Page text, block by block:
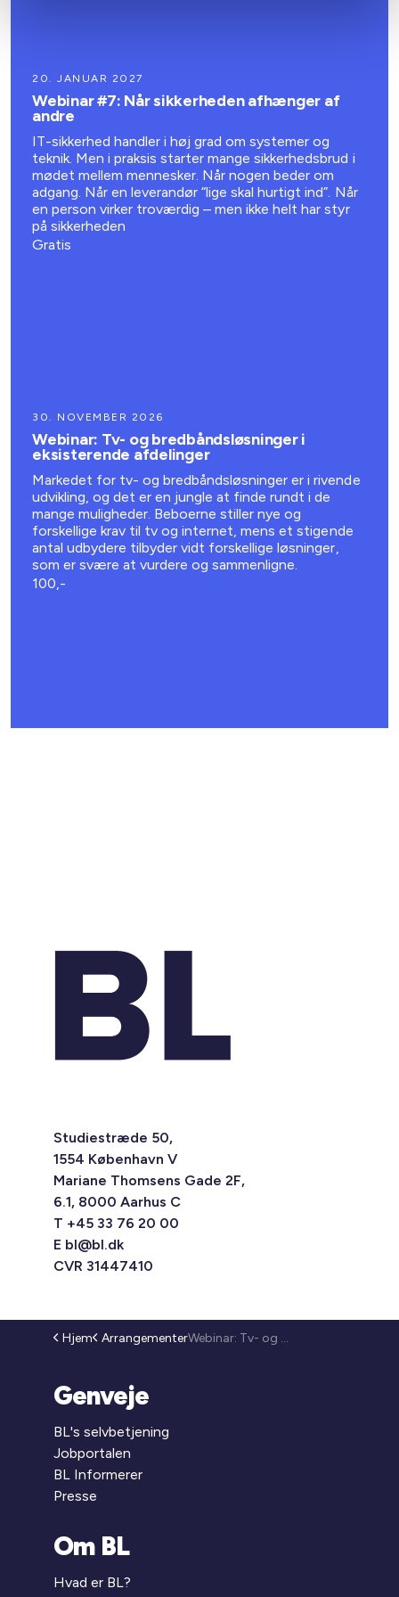
20. JANUAR 2027
Webinar #7: Når sikkerheden afhænger af
andre
IT-sikkerhed handler i høj grad om systemer og
teknik. Men i praksis starter mange sikkerhedsbrud i
mødet mellem mennesker. Når nogen beder om
adgang. Når en leverandør “lige skal hurtigt ind”. Når
en person virker troværdig – men ikke helt har styr
på sikkerheden
Gratis
30. NOVEMBER 2026
Webinar: Tv- og bredbåndsløsninger i
eksisterende afdelinger
Markedet for tv- og bredbåndsløsninger er i rivende
udvikling, og det er en jungle at finde rundt i de
mange muligheder. Beboerne stiller nye og
forskellige krav til tv og internet, mens et stigende
antal udbydere tilbyder vidt forskellige løsninger,
som er svære at vurdere og sammenligne.
100,-
Studiestræde 50,
1554 København V
Mariane Thomsens Gade 2F,
6.1, 8000 Aarhus C
T +45 33 76 20 00
E bl@bl.dk
CVR 31447410
Hjem Arrangementer Webinar: Tv- og bredbåndsløsninger i eksisterende afdelinger (25-307)
Genveje
BL's selvbetjening
Jobportalen
BL Informerer
Presse
Om BL
Hvad er BL?